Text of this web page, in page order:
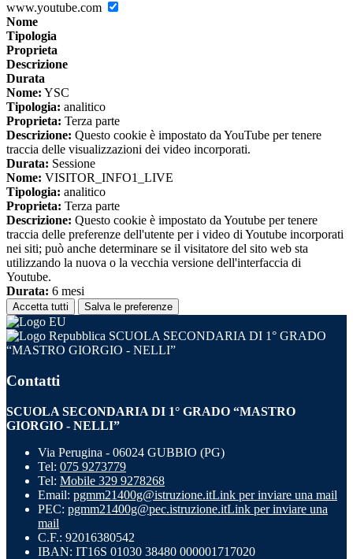
www.youtube.com
Nome
Tipologia
Proprieta
Descrizione
Durata
Nome: YSC
Tipologia: analitico
Proprieta: Terza parte
Descrizione: Questo cookie è impostato da YouTube per tenere
traccia delle visualizzazioni dei video incorporati.
Durata: Sessione
Nome: VISITOR_INFO1_LIVE
Tipologia: analitico
Proprieta: Terza parte
Descrizione: Questo cookie è impostato da Youtube per tenere
traccia delle preferenze dell'utente per i video di Youtube incorporati
nei siti; può anche determinare se il visitatore del sito web sta
utilizzando la nuova o la vecchia versione dell'interfaccia di
Youtube.
Durata: 6 mesi
Accetta tutti Salva le preferenze
SCUOLA SECONDARIA DI 1° GRADO
“MASTRO GIORGIO - NELLI”
Contatti
SCUOLA SECONDARIA DI 1° GRADO “MASTRO
GIORGIO - NELLI”
Via Perugina - 06024 GUBBIO (PG)
Tel: 075 9273779
Tel: Mobile 329 9278268
Email: pgmm21400g@istruzione.itLink per inviare una mail
PEC: pgmm21400g@pec.istruzione.itLink per inviare una
mail
C.F.: 92016380542
IBAN: IT16S 01030 38480 000001717020